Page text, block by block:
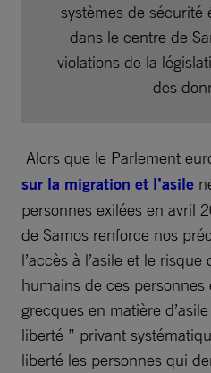
systèmes de sécurité
dans le centre de
violations de la
des
Alors que le Parlement
sur la migration et l’asile
personnes exilées en avril
de Samos renforce nos
l’accès à l’asile et le
humains de ces personnes
grecques en matière
liberté ” privant
liberté les personnes qui